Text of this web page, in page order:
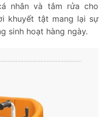
nhân và tắm rửa cho
khuyết tật mang lại sự
sinh hoạt hàng ngày.